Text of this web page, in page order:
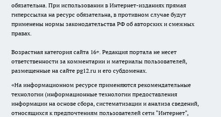
обязательна. При использовании в Интернет-изданиях прямая
гиперссылка на ресурс обязательна, в противном случае будут
применены нормы законодательства РФ об авторских и смежных
правах.
Возрастная категория сайта 16+. Редакция портала не несет
ответственности за комментарии и материалы пользователей,
размещенные на сайте pg12.ru и его субдоменах.
«На информационном ресурсе применяются рекомендательные
технологии (информационные технологии предоставления
информации на основе сбора, систематизации и анализа сведений,
относящихся к предпочтениям пользователей сети "Интернет",